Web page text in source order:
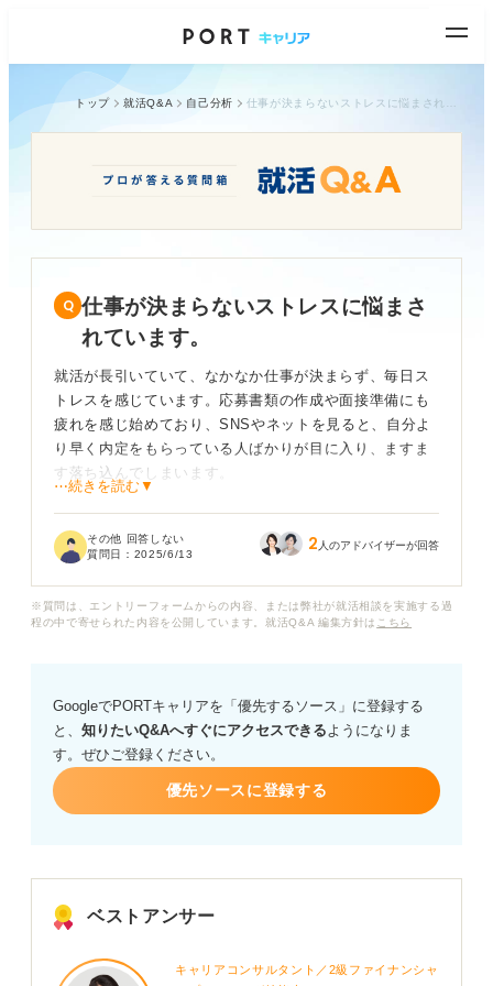
トップ 就活Q&A 自己分析
仕事が決まらないストレスに悩まさ
れています。
就活が長引いていて、なかなか仕事が決まらず、毎日ス
トレスを感じています。応募書類の作成や面接準備にも
疲れを感じ始めており、SNSやネットを見ると、自分よ
り早く内定をもらっている人ばかりが目に入り、ますま
す落ち込んでしまいます。
えない状況への焦りで、精神的にもかなりきつくなって
キャリアコンサルタントの方にお伺いしたいのですが、
ただきたいです。
⋯続きを読む▼
その他 回答しない
質問日： 2025/6/13 2 人のアドバイザーが回答
※質問は、エントリーフォームからの内容、または弊社が就活相談を実施する過
程の中で寄せられた内容を公開しています。就活Q&A 編集方針は こちら
GoogleでPORTキャリアを「優先するソース」に登録する
と、 知りたいQ&Aへすぐにアクセスできるようになりま
す。ぜひご登録ください。
優先ソースに登録する
ベストアンサー
キャリアコンサルタント／2級ファイナンシャ